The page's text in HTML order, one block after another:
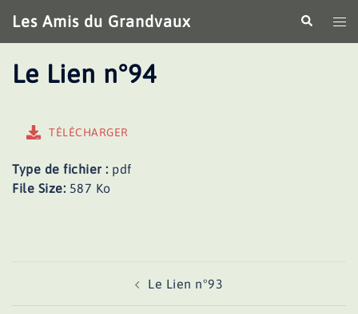
au
contenu
Les Amis du Grandvaux
le
Le Lien n°94
TÉLÉCHARGER
Type de fichier : pdf
File Size: 587 Ko
Le Lien n°93